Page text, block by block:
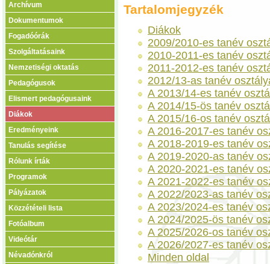
Archívum
Dokumentumok
Fogadóórák
Szolgáltatásaink
Nemzetiségi oktatás
Pedagógusok
Elismert pedagógusaink
Diákok
Eredményeink
Tanulás segítése
Rólunk írták
Programok
Pályázatok
Közzétételi lista
Fotóalbum
Videótár
Névadónkról
Tartalomjegyzék
Diákok
2009/2010-es tanév
2010-2011-es tanév
2011-2012-es tanév
2012/13-as tanév
A 2013/14-es tanév
A 2014/15-ös tanév
A 2015/16-os tanév
A 2016-2017-es tanév
A 2018-2019-es tanév
A 2019-2020-as tanév
A 2020-2021-es tanév
A 2021-2022-es tanév
A 2022/2023-as tanév
A 2023/2024-es tanév
A 2024/2025-ös tanév
A 2025/2026-os tanév
A 2026/2027-es tanév
Minden oldal